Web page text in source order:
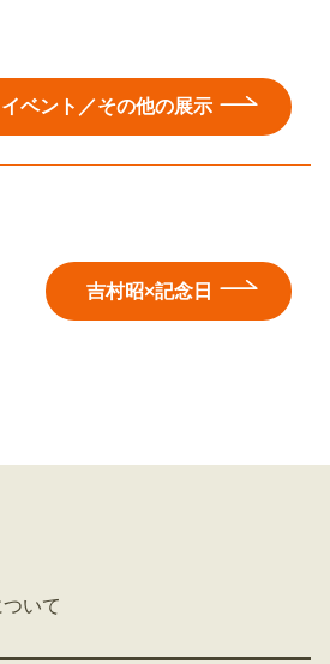
イベント／その他の展示
吉村昭×記念日
いて